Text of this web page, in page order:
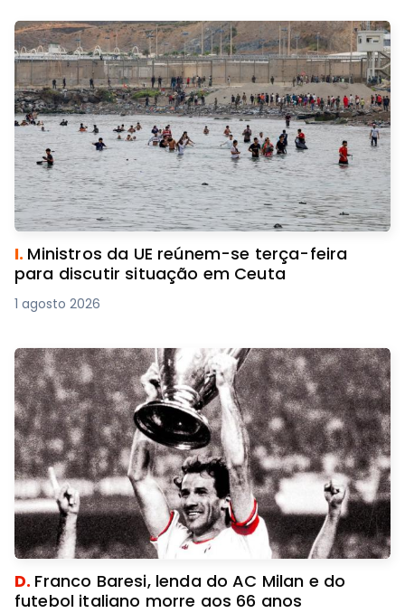
I. Ministros da UE reúnem-se terça-feira
para discutir situação em Ceuta
1 agosto 2026
D. Franco Baresi, lenda do AC Milan e do
futebol italiano morre aos 66 anos